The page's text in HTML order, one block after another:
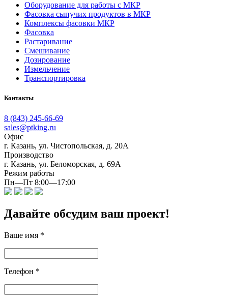
Оборудование для работы с МКР
Фасовка сыпучих продуктов в МКР
Комплексы фасовки МКР
Фасовка
Растаривание
Смешивание
Дозирование
Измельчение
Транспортировка
Контакты
8 (843) 245-66-69
sales@ptking.ru
Офис
г. Казань, ул. Чистопольская, д. 20А
Производство
г. Казань, ул. Беломорская, д. 69А
Режим работы
Пн—Пт 8:00—17:00
Давайте обсудим ваш проект!
Ваше имя *
Телефон *